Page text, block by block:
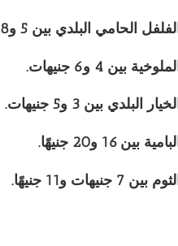
الفلفل الحامي البلدي بين 5 و8 جنيهات.
بين 4 و6 جنيهات.
الخيار البلدي بين 3 و5 جنيهات.
البامية بين 16 و20 جنيهًا.
الثوم بين 7 جنيهات و11 جنيهًا.